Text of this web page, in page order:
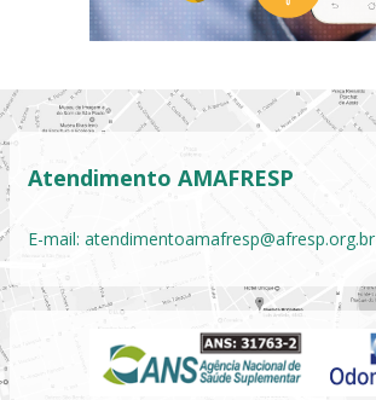
Atendimento AMAFRESP
E-mail: atendimentoamafresp@afresp.org.br